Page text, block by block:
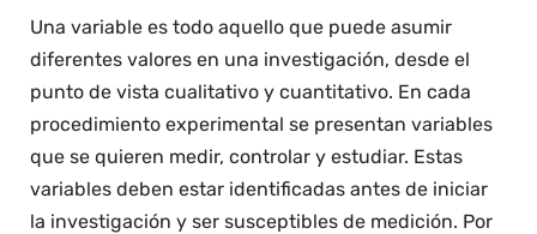
Una variable es todo aquello que puede asumir
diferentes valores en una investigación, desde el
punto de vista cualitativo y cuantitativo. En cada
procedimiento experimental se presentan variables
que se quieren medir, controlar y estudiar. Estas
variables deben estar identificadas antes de iniciar
la investigación y ser susceptibles de medición. Por